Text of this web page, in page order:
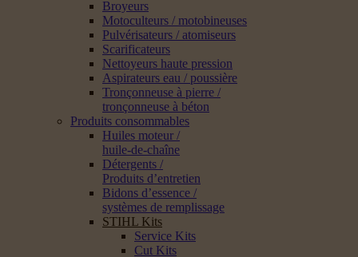
Broyeurs
Motoculteurs / motobineuses
Pulvérisateurs / atomiseurs
Scarificateurs
Nettoyeurs haute pression
Aspirateurs eau / poussière
Tronçonneuse à pierre /
tronçonneuse à béton
Produits consommables
Huiles moteur /
huile-de-chaîne
Détergents /
Produits d’entretien
Bidons d’essence /
systèmes de remplissage
STIHL Kits
Service Kits
Cut Kits